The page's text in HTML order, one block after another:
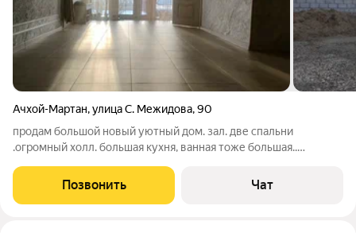
Ачхой-Мартан,улица С. Межидова,90
продам большой новый уютный дом. зал. две спальни
.огромный холл. большая кухня, ванная тоже большая..
сделано есть свет газ вода, центральная канализация,
кабельный интернет.. напротив дома
Позвонить Чат